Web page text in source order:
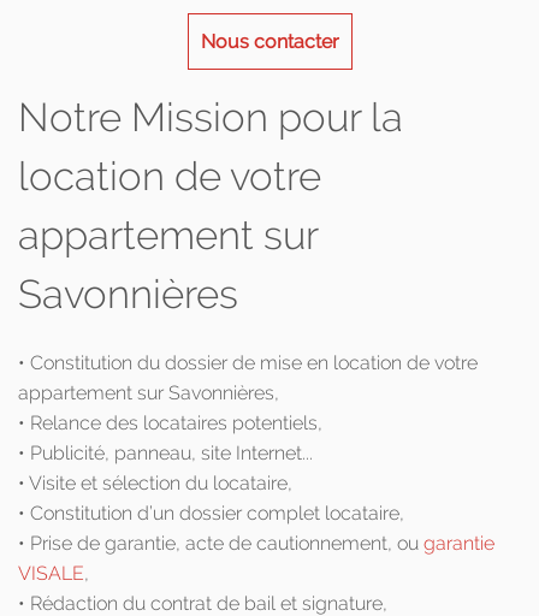
Nous contacter
Notre Mission pour la
location de votre
appartement sur
Savonnières
• Constitution du dossier de mise en location de votre
appartement sur Savonnières,
• Relance des locataires potentiels,
• Publicité, panneau, site Internet...
• Visite et sélection du locataire,
• Constitution d’un dossier complet locataire,
• Prise de garantie, acte de cautionnement, ou garantie
VISALE,
• Rédaction du contrat de bail et signature,